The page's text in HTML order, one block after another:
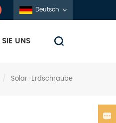
Deutsch
UNS
/ Solar-Erdschraube